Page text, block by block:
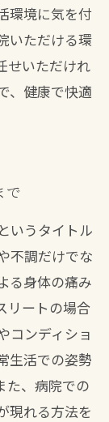
環境に気を付
いただける環
せいただけれ
、健康で快適
で
いうタイトル
不調だけでな
る身体の痛み
リートの場合
コンディショ
生活での姿勢
た、病院での
現れる方法を